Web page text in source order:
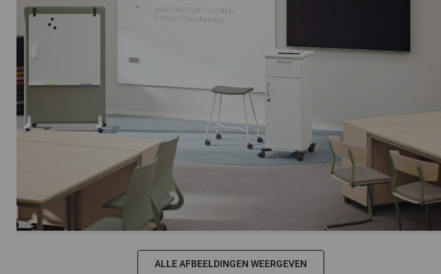
ALLE AFBEELDINGEN WEERGEVEN